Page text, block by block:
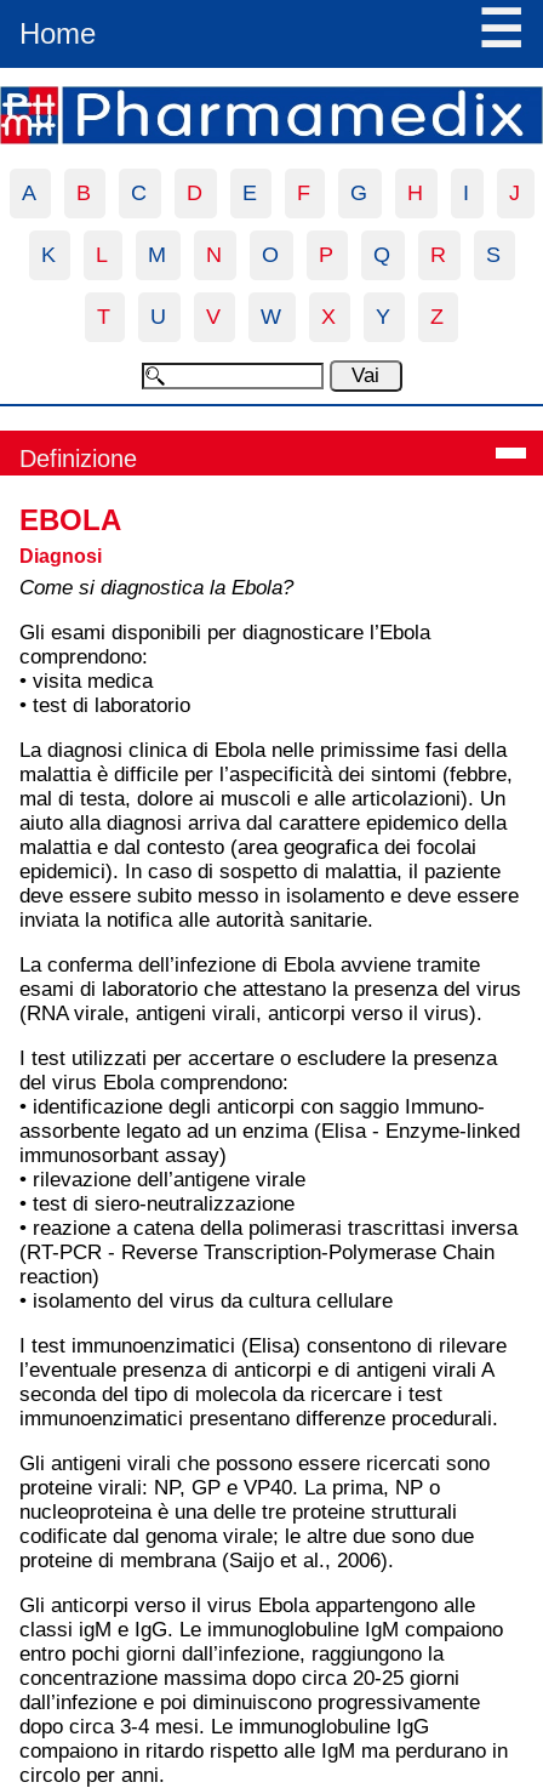
Home ☰
A B C D E F G H I J
K L M N O P Q R S
T U V W X Y Z
Definizione
EBOLA
Diagnosi
Come si diagnostica la Ebola?
Gli esami disponibili per diagnosticare l’Ebola
comprendono:
• visita medica
• test di laboratorio
La diagnosi clinica di Ebola nelle primissime fasi della
malattia è difficile per l’aspecificità dei sintomi (febbre,
mal di testa, dolore ai muscoli e alle articolazioni). Un
aiuto alla diagnosi arriva dal carattere epidemico della
malattia e dal contesto (area geografica dei focolai
epidemici). In caso di sospetto di malattia, il paziente
deve essere subito messo in isolamento e deve essere
inviata la notifica alle autorità sanitarie.
La conferma dell’infezione di Ebola avviene tramite
esami di laboratorio che attestano la presenza del virus
(RNA virale, antigeni virali, anticorpi verso il virus).
I test utilizzati per accertare o escludere la presenza
del virus Ebola comprendono:
• identificazione degli anticorpi con saggio Immuno-
assorbente legato ad un enzima (Elisa - Enzyme-linked
immunosorbant assay)
• rilevazione dell’antigene virale
• test di siero-neutralizzazione
• reazione a catena della polimerasi trascrittasi inversa
(RT-PCR - Reverse Transcription-Polymerase Chain
reaction)
• isolamento del virus da cultura cellulare
I test immunoenzimatici (Elisa) consentono di rilevare
l’eventuale presenza di anticorpi e di antigeni virali A
seconda del tipo di molecola da ricercare i test
immunoenzimatici presentano differenze procedurali.
Gli antigeni virali che possono essere ricercati sono
proteine virali: NP, GP e VP40. La prima, NP o
nucleoproteina è una delle tre proteine strutturali
codificate dal genoma virale; le altre due sono due
proteine di membrana (Saijo et al., 2006).
Gli anticorpi verso il virus Ebola appartengono alle
classi igM e IgG. Le immunoglobuline IgM compaiono
entro pochi giorni dall’infezione, raggiungono la
concentrazione massima dopo circa 20-25 giorni
dall’infezione e poi diminuiscono progressivamente
dopo circa 3-4 mesi. Le immunoglobuline IgG
compaiono in ritardo rispetto alle IgM ma perdurano in
circolo per anni.